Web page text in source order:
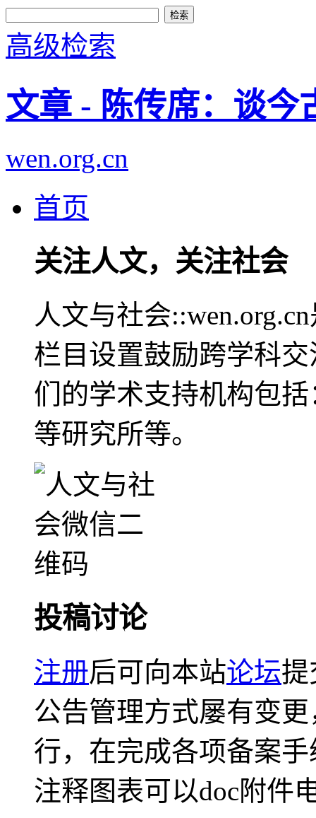
高级检索
文章 - 陈传席：谈今
wen.org.cn
首页
关注人文，关注社会
人文与社会
栏目设置鼓励跨学科
们的学术支持机构包
等研究所等。
投稿讨论
注册后可向本站论坛提
公告管理方式屡有变
行，在完成各项备案
注释图表可以doc附件